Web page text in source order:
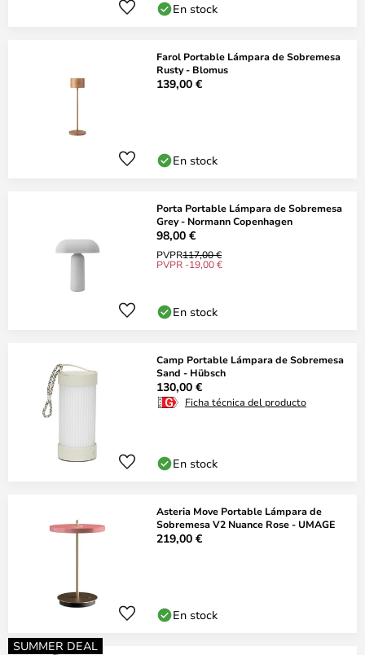
En stock
Farol Portable Lámpara de Sobremesa
Rusty - Blomus
139,00 €
En stock
Porta Portable Lámpara de Sobremesa
Grey - Normann Copenhagen
98,00 €
PVPR117,00 €
PVPR -19,00 €
En stock
Camp Portable Lámpara de Sobremesa
Sand - Hübsch
130,00 €
Ficha técnica del producto
En stock
Asteria Move Portable Lámpara de
Sobremesa V2 Nuance Rose - UMAGE
219,00 €
En stock
SUMMER DEAL